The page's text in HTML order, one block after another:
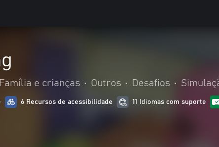
Família e crianças • Outros • Desafios •
6 Recursos de acessibilidade 11 Idiomas com suporte